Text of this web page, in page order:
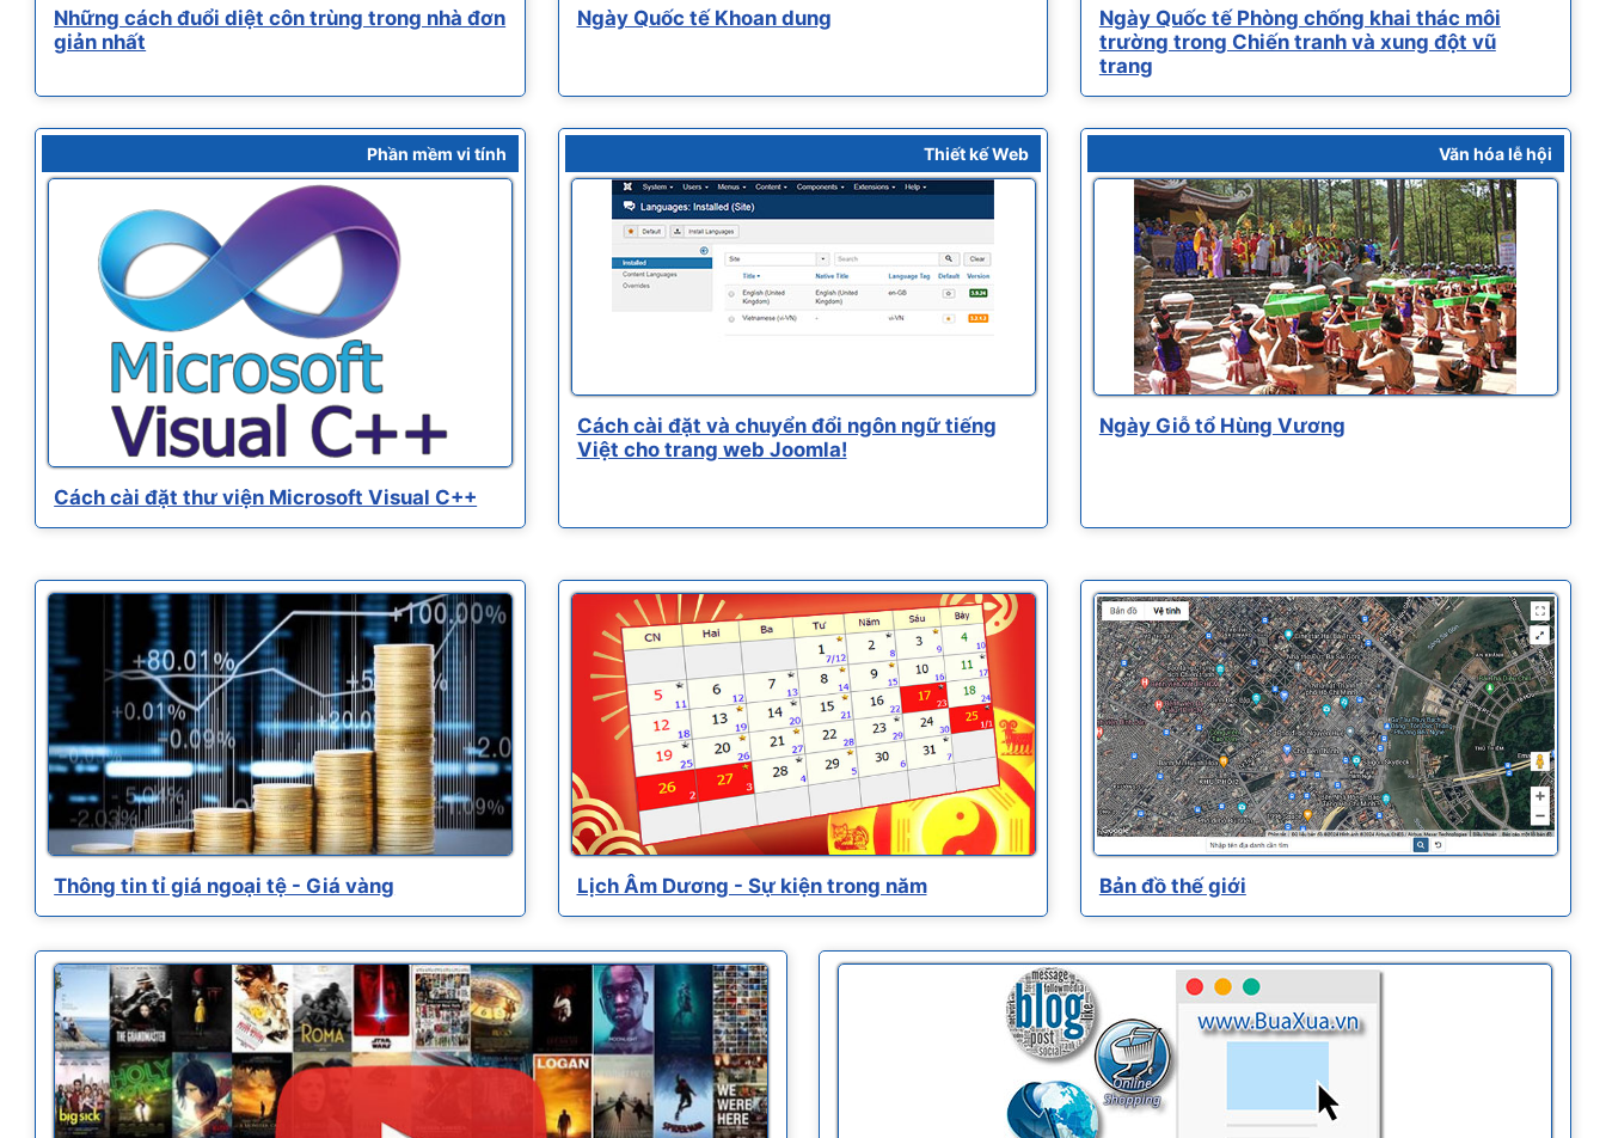
Những cách đuổi diệt côn trùng trong nhà đơn
giản nhất
Ngày Quốc tế Khoan dung
Ngày Quốc tế Phòng chống khai thác môi
trường trong Chiến tranh và xung đột vũ
trang
Phần mềm vi tính
Cách cài đặt thư viện Microsoft Visual C++
Thiết kế Web
Cách cài đặt và chuyển đổi ngôn ngữ tiếng
Việt cho trang web Joomla!
Văn hóa lễ hội
Ngày Giỗ tổ Hùng Vương
Thông tin tỉ giá ngoại tệ - Giá vàng Lịch Âm Dương - Sự kiện trong năm Bản đồ thế giới